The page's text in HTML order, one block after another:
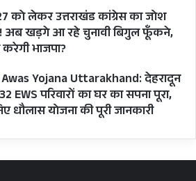
को लेकर उत्तराखंड कांग्रेस का जोश
अब खड़गे आ रहे चुनावी बिगुल फूँकने,
भाजपा?
Yojana Uttarakhand: देहरादून
EWS परिवारों का घर का सपना पूरा,
धौलास योजना की पूरी जानकारी